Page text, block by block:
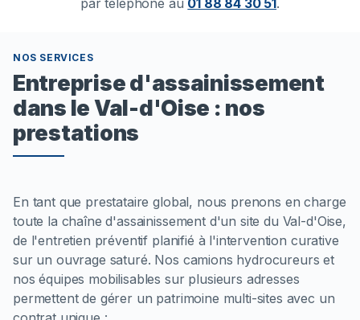
par téléphone au 01 88 84 30 51 .
NOS SERVICES
Entreprise d'assainissement
dans le Val-d'Oise : nos
prestations
En tant que prestataire global, nous prenons en charge
toute la chaîne d'assainissement d'un site du Val-d'Oise,
de l'entretien préventif planifié à l'intervention curative
sur un ouvrage saturé. Nos camions hydrocureurs et
nos équipes mobilisables sur plusieurs adresses
permettent de gérer un patrimoine multi-sites avec un